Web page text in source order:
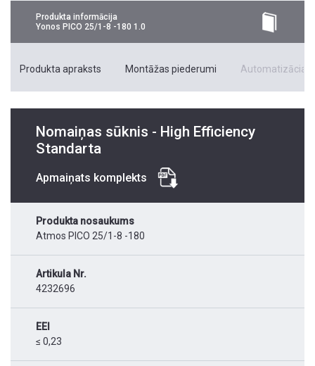
Produkta informācija
Yonos PICO 25/1-8 -180 1.0
Produkta apraksts Montāžas piederumi Automatizācias
Nomaiņas sūknis - High Efficiency
Standarta
Apmaiņats komplekts
Produkta nosaukums
Atmos PICO 25/1-8 -180
Artikula Nr.
4232696
EEI
≤ 0,23